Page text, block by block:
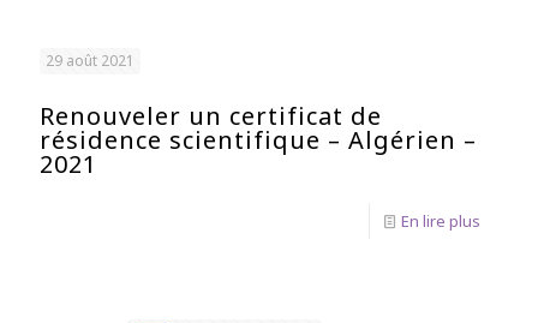
29 août 2021
Renouveler un certificat de
résidence scientifique – Algérien –
2021
En lire plus